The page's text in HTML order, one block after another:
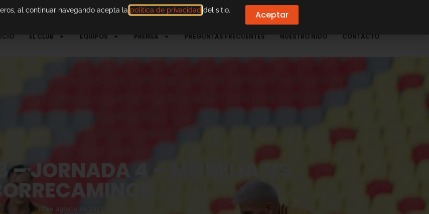
EL CLUB EQUIPOS PRENSA PREGUNTAS FRECUENTES NUESTRO NIDO CONTACTO
– JORNADA 4 – MORELIA VS
CORRECAMINOS
13 de agosto de 2023
al continuar navegando acepta la política de privacidad del sitio. Aceptar